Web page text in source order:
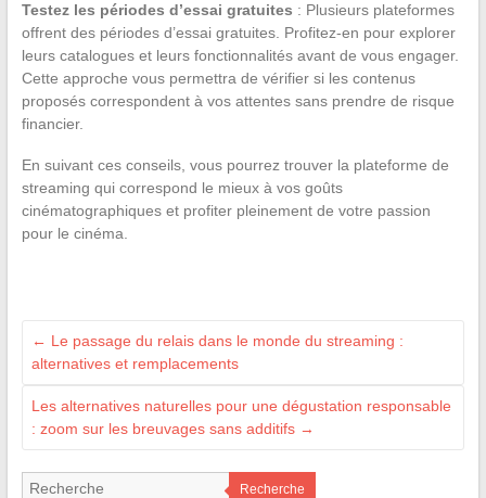
Testez les périodes d’essai gratuites : Plusieurs plateformes
offrent des périodes d’essai gratuites. Profitez-en pour explorer
leurs catalogues et leurs fonctionnalités avant de vous engager.
Cette approche vous permettra de vérifier si les contenus
proposés correspondent à vos attentes sans prendre de risque
financier.
En suivant ces conseils, vous pourrez trouver la plateforme de
streaming qui correspond le mieux à vos goûts
cinématographiques et profiter pleinement de votre passion
pour le cinéma.
← Le passage du relais dans le monde du streaming :
alternatives et remplacements
Les alternatives naturelles pour une dégustation responsable
: zoom sur les breuvages sans additifs →
Recherche